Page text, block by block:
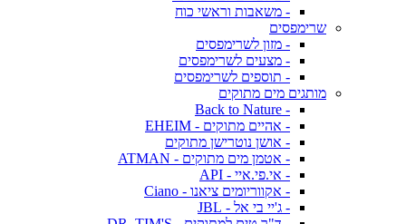
- משאבות וראשי כוח
שרימפסים
- מזון לשרימפסים
- מצעים לשרימפסים
- תוספים לשרימפסים
מותגים מים מתוקים
- Back to Nature
- אהיים מתוקים - EHEIM
- אושן נוטרישן מתוקים
- אטמן מים מתוקים - ATMAN
- אי.פי.איי - API
- אקווריומים ציאנו - Ciano
- ג'יי בי אל - JBL